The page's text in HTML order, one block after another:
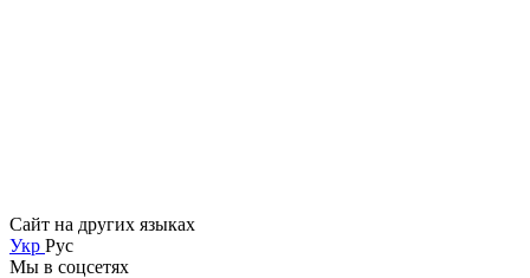
Сайт на других языках
Укр Рус
Мы в соцсетях